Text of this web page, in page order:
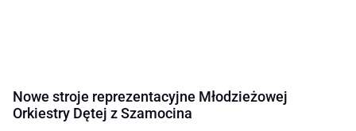
Nowe stroje reprezentacyjne Młodzieżowej
Orkiestry Dętej z Szamocina